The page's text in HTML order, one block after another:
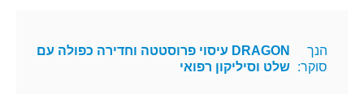
הנך
סוקר:
DRAGON עיסוי פרוסטטה וחדירה כפולה עם
שלט וסיליקון רפואי